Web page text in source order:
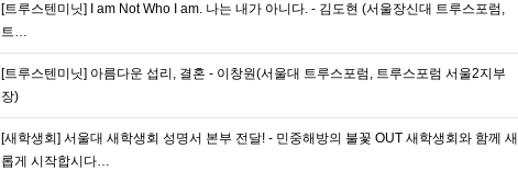
[트루스텐미닛] I am Not Who I am. 나는 내가 아니다. - 김도현 (서울장신대 트루스포럼,
트…
[트루스텐미닛] 아름다운 섭리, 결혼 - 이창원(서울대 트루스포럼, 트루스포럼 서울2지부
장)
[새학생회] 서울대 새학생회 성명서 본부 전달! - 민중해방의 불꽃 OUT 새학생회와 함께 새
롭게 시작합시다…